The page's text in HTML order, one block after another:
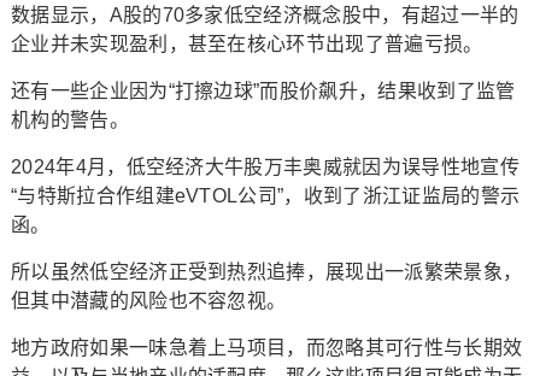
数据显示，A股的70多家低空经济概念股中，有超过一半的
企业并未实现盈利，甚至在核心环节出现了普遍亏损。
还有一些企业因为“打擦边球”而股价飙升，结果收到了监管
机构的警告。
2024年4月，低空经济大牛股万丰奥威就因为误导性地宣传
“与特斯拉合作组建eVTOL公司”，收到了浙江证监局的警示
函。
所以虽然低空经济正受到热烈追捧，展现出一派繁荣景象，
但其中潜藏的风险也不容忽视。
地方政府如果一味急着上马项目，而忽略其可行性与长期效